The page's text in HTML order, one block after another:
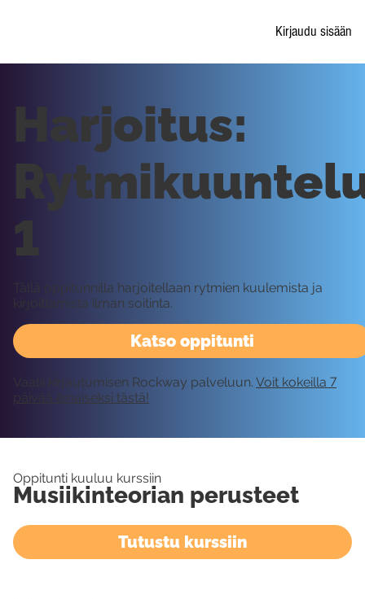
Kirjaudu sisään
Katso oppitunti
Harjoitus:
1
Tällä oppitunnilla harjoitellaan rytmien kuulemista ja
kirjoittamista ilman soitinta.
Vaatii kirjautumisen Rockway palveluun. Voit kokeilla 7
päivää ilmaiseksi tästä!
Oppitunti kuuluu kurssiin
Musiikinteorian perusteet
Tutustu kurssiin